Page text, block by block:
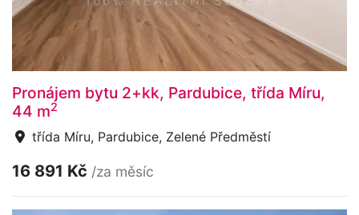
Pronájem bytu 2+kk, Pardubice, třída Míru,
44 m2
třída Míru, Pardubice, Zelené Předměstí
16 891 Kč /za měsíc